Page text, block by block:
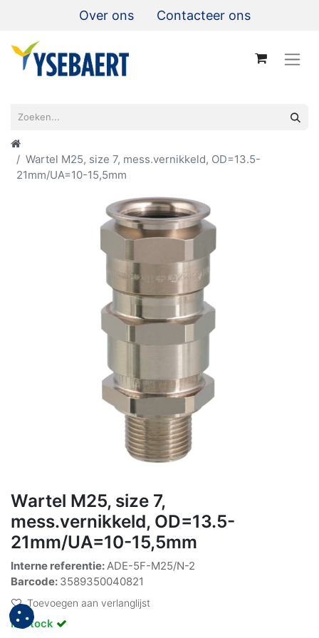
Over ons Contacteer ons
Wartel M25, size 7, mess.vernikkeld, OD=13.5-
21mm/UA=10-15,5mm
Wartel M25, size 7,
mess.vernikkeld, OD=13.5-
21mm/UA=10-15,5mm
Interne referentie: ADE-5F-M25/N-2
Barcode: 3589350040821
Toevoegen aan verlanglijst
In Stock